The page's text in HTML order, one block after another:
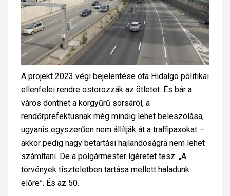
h
a
t
n
é
l
k
ü
l
,
d
A projekt 2023 végi bejelentése óta Hidalgo politikai
ellenfelei rendre ostorozzák az ötletet. És bár a
város dönthet a körgyűrű sorsáról, a
rendőrprefektusnak még mindig lehet beleszólása,
ugyanis egyszerűen nem állítják át a traffipaxokat –
akkor pedig nagy betartási hajlandóságra nem lehet
számítani. De a polgármester ígéretet tesz: „A
törvények tiszteletben tartása mellett haladunk
előre”. És az 50.